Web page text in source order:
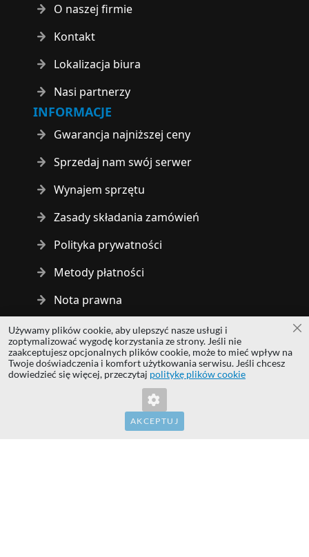
O naszej firmie
Kontakt
Lokalizacja biura
Nasi partnerzy
INFORMACJE
Gwarancja najniższej ceny
Sprzedaj nam swój serwer
Wynajem sprzętu
Zasady składania zamówień
Polityka prywatności
Metody płatności
Nota prawna
Copyright © 2014 - 2026 MS Development | All rights reserved
| All logos and trademarks are properties of their respective
owners.
Używamy plików cookie, aby ulepszyć nasze usługi i
zoptymalizować wygodę korzystania ze strony. Jeśli nie
zaakceptujesz opcjonalnych plików cookie, może to mieć wpływ na
Twoje doświadczenia i komfort użytkowania serwisu. Jeśli chcesz
dowiedzieć się więcej, przeczytaj politykę plików cookie
AKCEPTUJ